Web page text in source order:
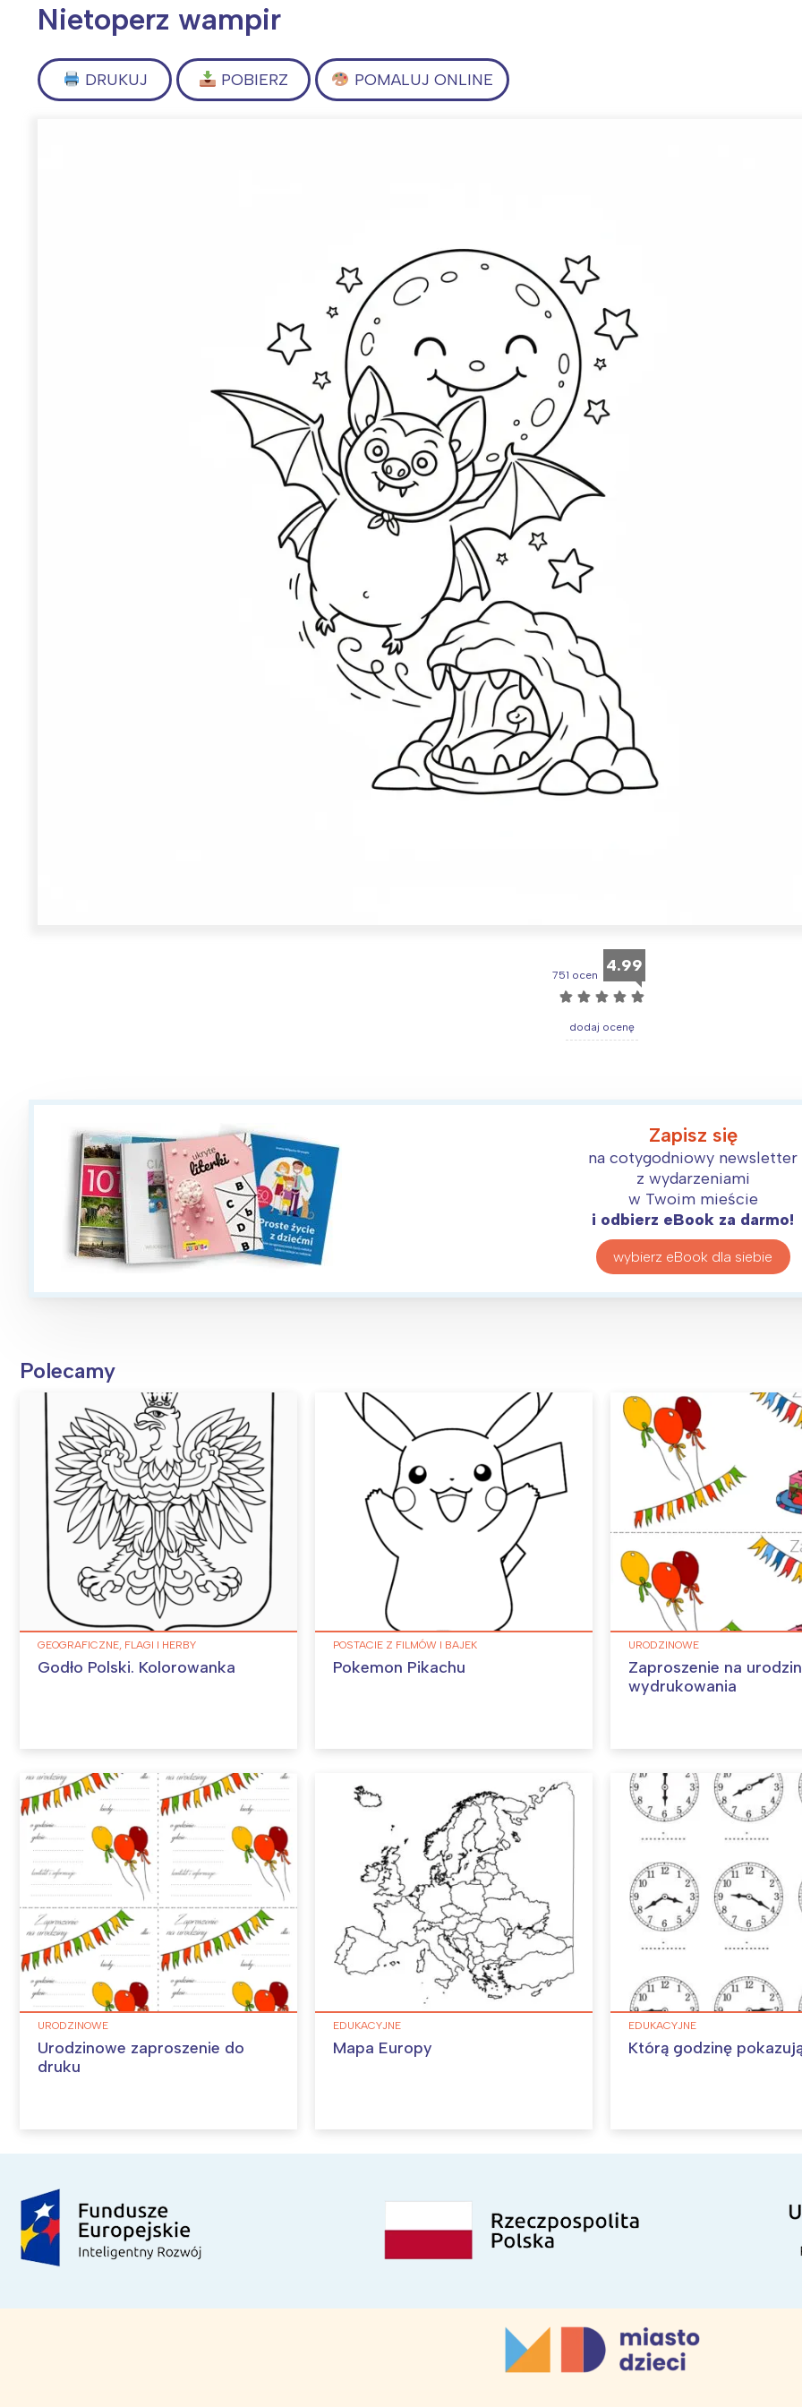
Nietoperz wampir
DRUKUJ POBIERZ POMALUJ ONLINE
751 ocen 4.99
☆ ☆ ☆ ☆ ☆
dodaj ocenę
Zapisz się
na cotygodniowy newsletter
z wydarzeniami
w Twoim mieście
i odbierz eBook za darmo!
wybierz eBook dla siebie
Polecamy
GEOGRAFICZNE, FLAGI I HERBY
Godło Polski. Kolorowanka
POSTACIE Z FILMÓW I BAJEK
Pokemon Pikachu
URODZINOWE
Zaproszenie na
wydrukowania
URODZINOWE
Urodzinowe zaproszenie do
druku
EDUKACYJNE
Mapa Europy
EDUKACYJNE
Którą godzinę
Śląsk
Południe